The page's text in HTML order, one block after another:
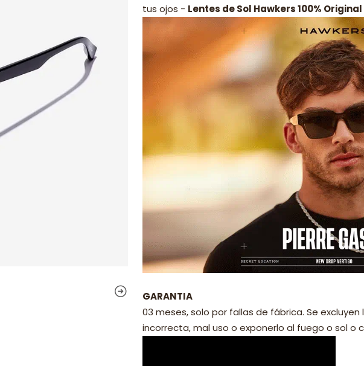
tus ojos - Lentes de Sol Hawkers 100% Original
GARANTIA
03 meses, solo por fallas de fábrica. Se
incorrecta, mal uso o exponerlo al fuego o sol o